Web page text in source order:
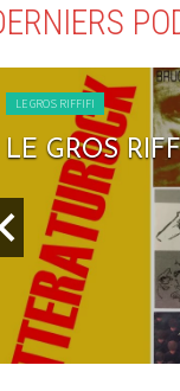
LE GROS RIFFIFI
LE GROS